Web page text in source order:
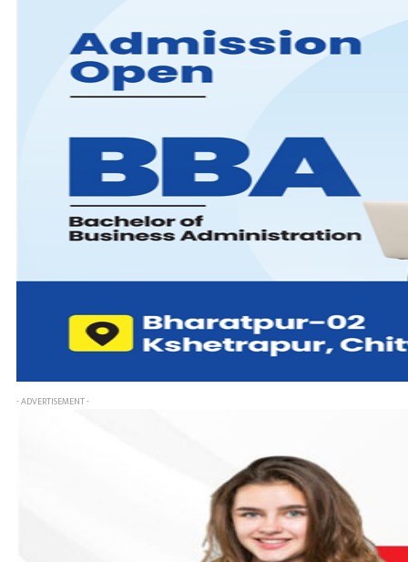
- ADVERTISEMENT -